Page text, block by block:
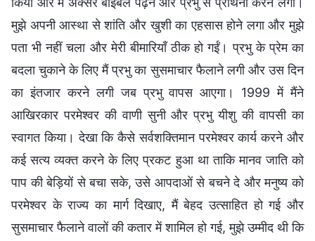
मुझे अपनी आस्था से शांति और खुशी का एहसास होने लगा और मुझे
पता भी नहीं चला और मेरी बीमारियाँ ठीक हो गईं। प्रभु के प्रेम का
बदला चुकाने के लिए मैं प्रभु का सुसमाचार फैलाने लगी और उस दिन
का इंतजार करने लगी जब प्रभु वापस आएगा। 1999 में मैंने
आखिरकार परमेश्वर की वाणी सुनी और प्रभु यीशु की वापसी का
स्वागत किया। देखा कि कैसे सर्वशक्तिमान परमेश्वर कार्य करने और
कई सत्य व्यक्त करने के लिए प्रकट हुआ था ताकि मानव जाति को
पाप की बेड़ियों से बचा सके, उसे आपदाओं से बचने दे और मनुष्य को
परमेश्वर के राज्य का मार्ग दिखाए, मैं बेहद उत्साहित हो गई और
सुसमाचार फैलाने वालों की कतार में शामिल हो गई, मुझे उम्मीद थी कि